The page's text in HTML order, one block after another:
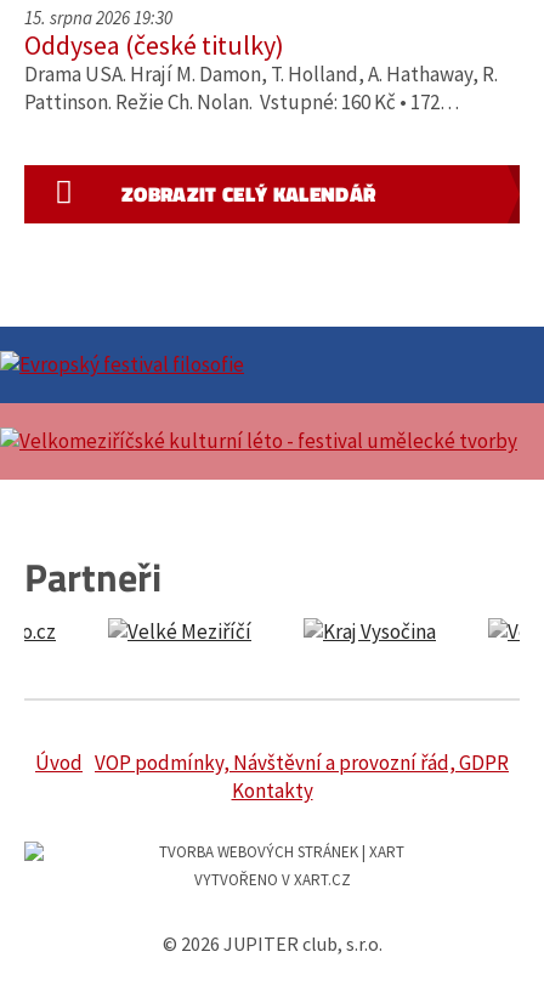
15. srpna 2026 19:30
Oddysea (české titulky)
Drama USA. Hrají M. Damon, T. Holland, A. Hathaway, R.
Pattinson. Režie Ch. Nolan. Vstupné: 160 Kč • 172…
ZOBRAZIT CELÝ KALENDÁŘ
Partneři
Úvod VOP podmínky, Návštěvní a provozní řád, GDPR
Kontakty
VYTVOŘENO V XART.CZ
© 2026 JUPITER club, s.r.o.